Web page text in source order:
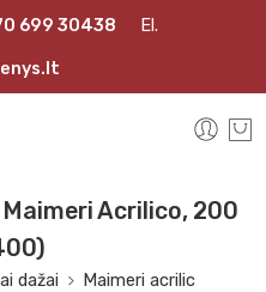
699 30438 El.
Acrilico, 200
dažai Maimeri acrilic